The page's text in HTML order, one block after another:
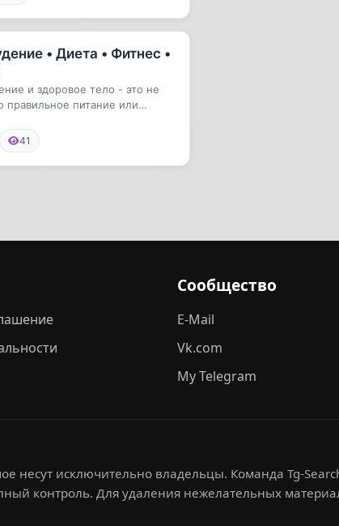
• Диета • Фитнес •
и здоровое тело - это не
правильное питание или
41
Сообщество
E-Mail
Vk.com
My Telegram
несут исключительно владельцы. Команда Tg-
контроль. Для удаления нежелательных